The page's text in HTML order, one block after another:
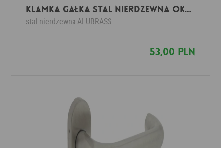
Klamka GAŁKA stal nierdzewna okrągła
stal nierdzewna ALUBRASS
53,00 PLN